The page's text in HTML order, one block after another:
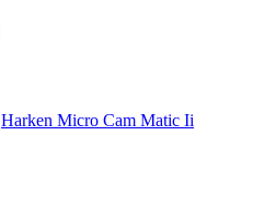
Harken Micro Cam Matic Ii